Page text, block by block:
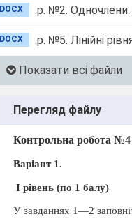
.р. №2.
DOCX
.р. №5. Лінійні
DOCX
Показати всі файли
Перегляд файлу
Контрольна робота №4
Варіант 1.
І рівень (по 1 балу)
У завданнях 1—2